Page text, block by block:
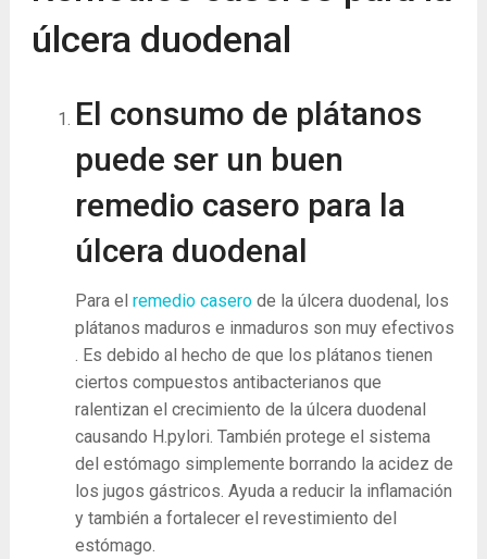
úlcera duodenal
El consumo de plátanos
puede ser un buen
remedio casero para la
úlcera duodenal
Para el remedio casero de la úlcera duodenal, los
plátanos maduros e inmaduros son muy efectivos
. Es debido al hecho de que los plátanos tienen
ciertos compuestos antibacterianos que
ralentizan el crecimiento de la úlcera duodenal
causando H.pylori. También protege el sistema
del estómago simplemente borrando la acidez de
los jugos gástricos. Ayuda a reducir la inflamación
y también a fortalecer el revestimiento del
estómago.